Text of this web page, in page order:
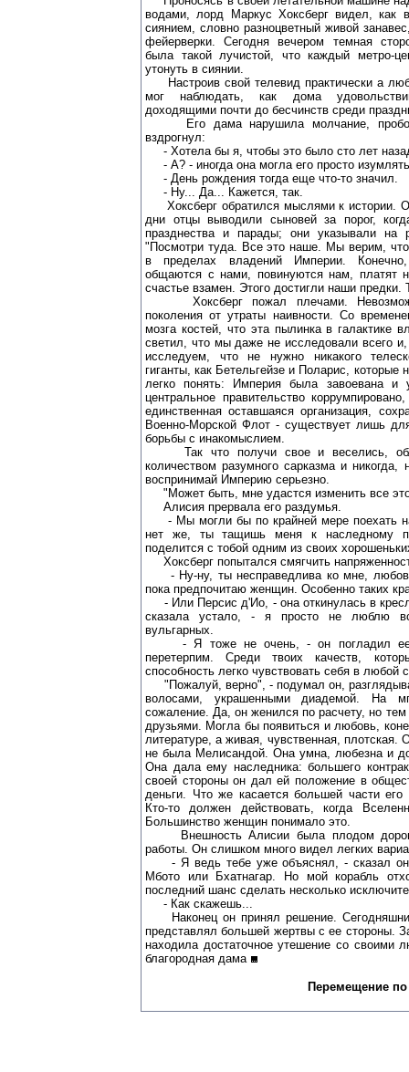
водами, лорд Маркус Хоксберг видел, как
сиянием, словно разноцветный живой
фейерверки. Сегодня вечером темная
была такой лучистой, что каждый метро-
утонуть в сиянии.
Настроив свой телевид практически а
мог наблюдать, как дома
доходящими почти до бесчинств среди
Его дама нарушила молчание,
вздрогнул:
- Хотела бы я, чтобы это было сто лет
- А? - иногда она могла его просто
- День рождения тогда еще что-то значил.
- Ну... Да... Кажется, так.
Хоксберг обратился мыслями к истории.
дни отцы выводили сыновей за порог,
празднества и парады; они указывали на
"Посмотри туда. Все это наше. Мы верим,
в пределах владений Империи.
общаются с нами, повинуются нам, платят
счастье взамен. Этого достигли наши предки.
Хоксберг пожал плечами.
поколения от утраты наивности. Со
мозга костей, что эта пылинка в галактике
светил, что мы даже не исследовали всего
исследуем, что не нужно никакого
гиганты, как Бетельгейзе и Поларис,
легко понять: Империя была завоевана и
центральное правительство
единственная оставшаяся организация,
Военно-Морской Флот - существует лишь
борьбы с инакомыслием.
Так что получи свое и веселись,
количеством разумного сарказма и
воспринимай Империю серьезно.
"Может быть, мне удастся изменить все
Алисия прервала его раздумья.
- Мы могли бы по крайней мере поехать
нет же, ты тащишь меня к наследному
поделится с тобой одним из своих
Хоксберг попытался смягчить
- Ну-ну, ты несправедлива ко мне,
пока предпочитаю женщин. Особенно таких
- Или Персис д'Ио, - она откинулась в
сказала устало, - я просто не люблю
вульгарных.
- Я тоже не очень, - он погладил ее
перетерпим. Среди твоих качеств,
способность легко чувствовать себя в любой
"Пожалуй, верно", - подумал он,
волосами, украшенными диадемой. На
сожаление. Да, он женился по расчету, но
друзьями. Могла бы появиться и любовь,
литературе, а живая, чувственная,
не была Мелисандой. Она умна, любезна и
Она дала ему наследника: большего
своей стороны он дал ей положение в
деньги. Что же касается большей части
Кто-то должен действовать, когда
Большинство женщин понимало это.
Внешность Алисии была плодом
работы. Он слишком много видел легких
- Я ведь тебе уже объяснял, - сказал
Мбото или Бхатнагар. Но мой корабль
последний шанс сделать несколько
- Как скажешь...
Наконец он принял решение.
представлял большей жертвы с ее стороны.
находила достаточное утешение со своими
благородная дама
Перемещение